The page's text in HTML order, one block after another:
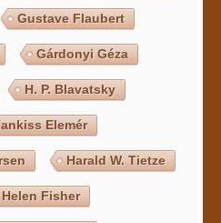
Gustave Flaubert
Gárdonyi Géza
H. P. Blavatsky
Elemér
Harald W. Tietze
Helen Fisher